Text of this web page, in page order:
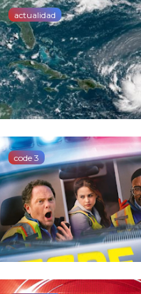
actualidad
code 3